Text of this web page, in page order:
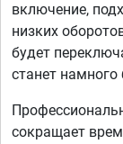
включение,
низких
будет
станет
сокращает